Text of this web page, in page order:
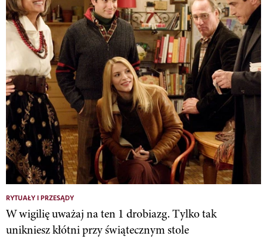
RYTUAŁY I PRZESĄDY
W wigilię uważaj na ten 1 drobiazg. Tylko tak
unikniesz kłótni przy świątecznym stole